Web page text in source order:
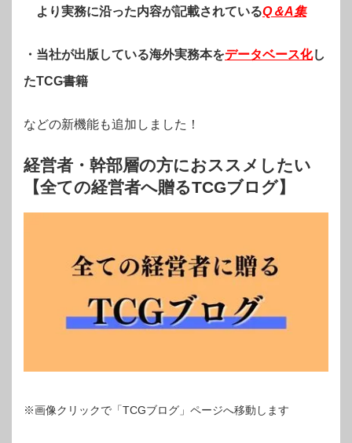
より実務に沿った内容が記載されているQ＆A集
・当社が出版している海外実務本をデータベース化し
たTCG書籍
などの新機能も追加しました！
経営者・幹部層の方におススメしたい
【全ての経営者へ贈るTCGブログ】
※画像クリックで「TCGブログ」ページへ移動します